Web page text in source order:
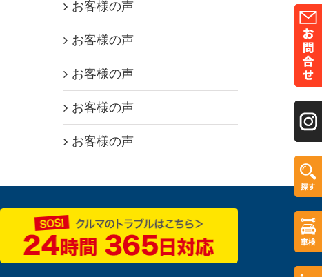
お客様の声
お客様の声
お客様の声
お客様の声
お客様の声